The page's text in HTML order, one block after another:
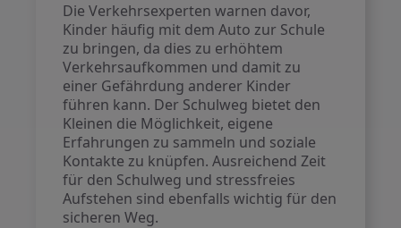
Die Verkehrsexperten warnen davor,
Kinder häufig mit dem Auto zur Schule
zu bringen, da dies zu erhöhtem
Verkehrsaufkommen und damit zu
einer Gefährdung anderer Kinder
führen kann. Der Schulweg bietet den
Kleinen die Möglichkeit, eigene
Erfahrungen zu sammeln und soziale
Kontakte zu knüpfen. Ausreichend Zeit
für den Schulweg und stressfreies
Aufstehen sind ebenfalls wichtig für den
sicheren Weg.